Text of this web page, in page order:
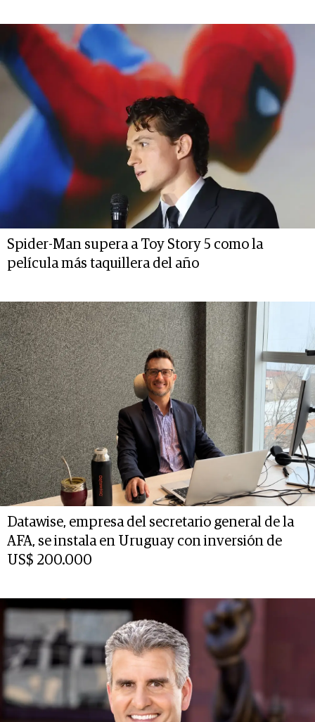
Spider-Man supera a Toy Story 5 como la
película más taquillera del año
Datawise, empresa del secretario general de la
AFA, se instala en Uruguay con inversión de
US$ 200.000